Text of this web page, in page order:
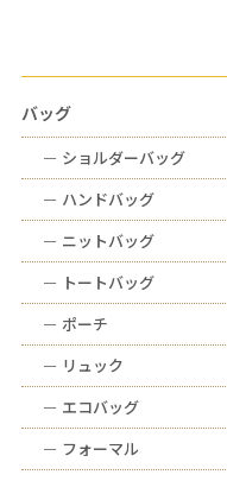
バッグ
ー ショルダーバッグ
ー ハンドバッグ
ー ニットバッグ
ー トートバッグ
ー ポーチ
ー リュック
ー エコバッグ
ー フォーマル